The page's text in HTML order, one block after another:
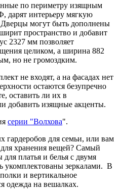
по периметру изящным
интерьеру мягкую
Дверцы могут быть дополнены
пространство и добавит
2327 мм позволяет
целиком, а ширина 882
но не громоздким.
не входят, а на фасадах нет
остаются безупречно
оставить ли их в
добавить изящные акценты.
серии "Волхова".
гардеробов для семьи, или вам
хранения вещей? Самый
платья и белья с двумя
укомплектованы зеркалами. В
и вертикальное
одежда на вешалках.